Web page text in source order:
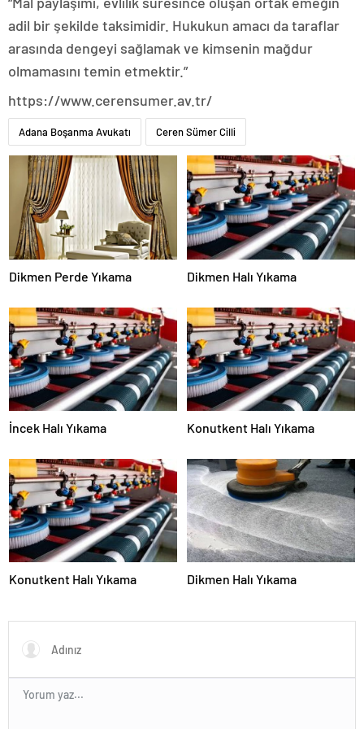
adil bir şekilde taksimidir. Hukukun amacı da taraflar
arasında dengeyi sağlamak ve kimsenin mağdur
olmamasını temin etmektir.”
https://www.cerensumer.av.tr/
Adana Boşanma Avukatı Ceren Sümer Cilli
Dikmen Perde Yıkama Dikmen Halı Yıkama
İncek Halı Yıkama Konutkent Halı Yıkama
Konutkent Halı Yıkama Dikmen Halı Yıkama